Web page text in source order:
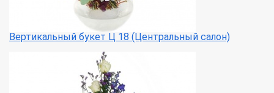
Вертикальный букет Ц 18 (Центральный салон)